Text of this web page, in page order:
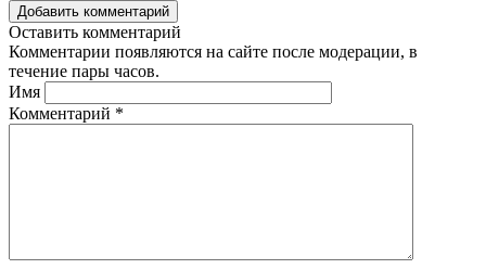
Добавить комментарий
Оставить комментарий
Комментарии появляются на сайте после модерации, в
течение пары часов.
Имя
Комментарий *